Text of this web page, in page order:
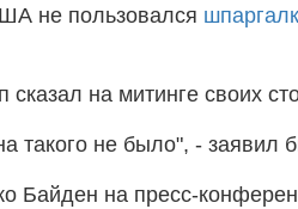
не пользовался
на митинге своих
такого не было", -
Байден на пресс-